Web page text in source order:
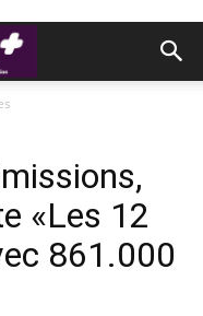
«Les 12
861.000